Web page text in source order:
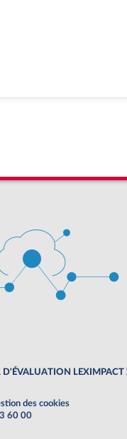
D'ÉVALUATION LEXIMPACT
des cookies
60 00